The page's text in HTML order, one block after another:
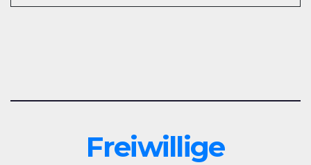
Freiwillige